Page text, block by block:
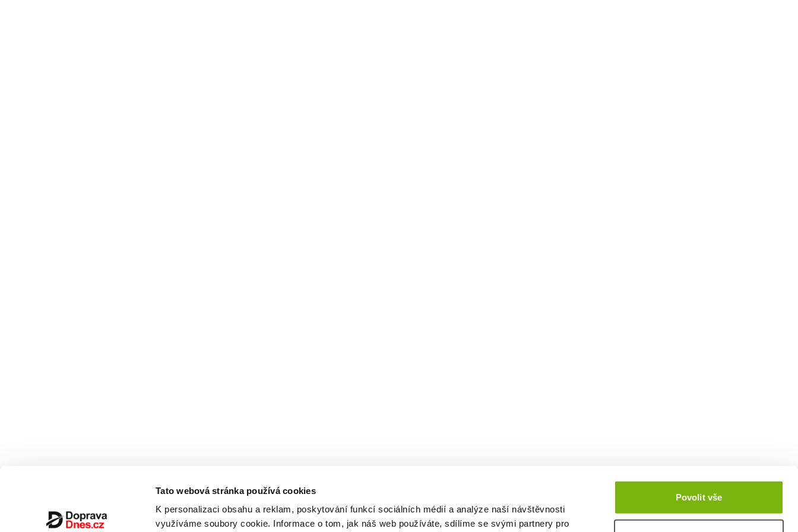
Tato webová stránka používá cookies
K personalizaci obsahu a reklam, poskytování funkcí sociálních médií a analýze naší návštěvnosti
využíváme soubory cookie. Informace o tom, jak náš web používáte, sdílíme se svými partnery pro
Povolit vše